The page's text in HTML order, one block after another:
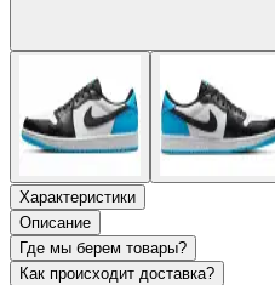
Характеристики
Описание
Где мы берем товары?
Как происходит доставка?